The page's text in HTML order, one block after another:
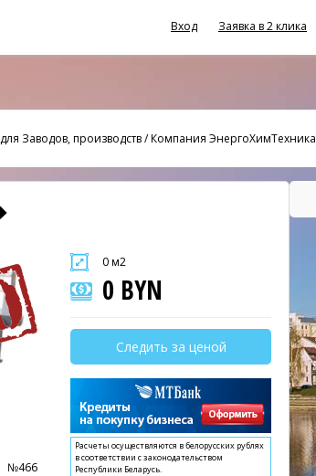
Вход Заявка в 2 клика
для Заводов, производств/Компания ЭнергоХимТехника
№466
0 м2
0 BYN
Следить за ценой
Расчеты осуществляются в белорусских рублях
в соответствии с законодательством
Республики Беларусь.